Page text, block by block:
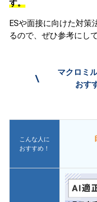
す。
ESや面接に向けた対策
るので、ぜひ参考にし
\
マクロミ
おす
こんな人に
おすすめ！